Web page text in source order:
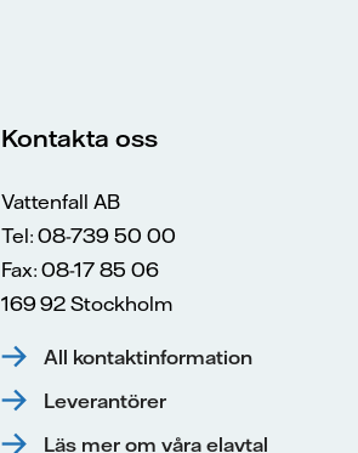
Kontakta oss
Vattenfall AB
Tel: 08-739 50 00
Fax: 08-17 85 06
169 92 Stockholm
All kontaktinformation
Leverantörer
Läs mer om våra elavtal